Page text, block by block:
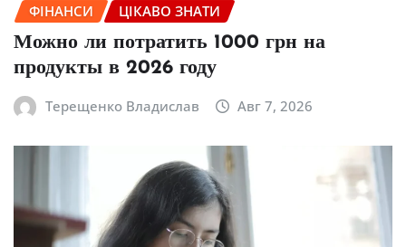
ФІНАНСИ ЦІКАВО ЗНАТИ
Можно ли потратить 1000 грн на
продукты в 2026 году
Терещенко Владислав Авг 7, 2026